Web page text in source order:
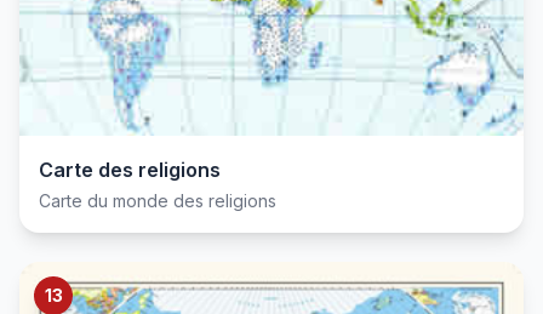
Carte des religions
Carte du monde des religions
13